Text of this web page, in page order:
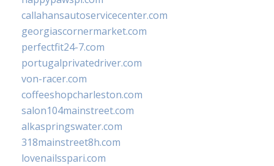
callahansautoservicecenter.com
georgiascornermarket.com
perfectfit24-7.com
portugalprivatedriver.com
von-racer.com
coffeeshopcharleston.com
salon104mainstreet.com
alkaspringswater.com
318mainstreet8h.com
lovenailsspari.com